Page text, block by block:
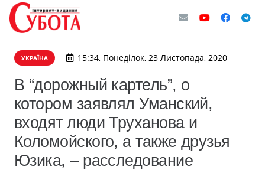
УКРАЇНА 15:34, Понеділок, 23 Листопада, 2020
В “дорожный картель”, о
котором заявлял Уманский,
входят люди Труханова и
Коломойского, а также друзья
Юзика, – расследование